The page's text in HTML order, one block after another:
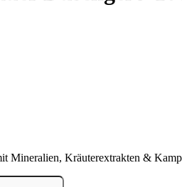
Mineralien, Kräuterextrakten &